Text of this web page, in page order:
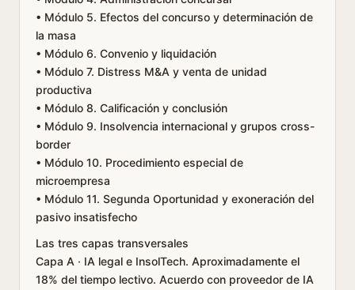
• Módulo 5. Efectos del concurso y determinación de
la masa
• Módulo 6. Convenio y liquidación
• Módulo 7. Distress M&A y venta de unidad
productiva
• Módulo 8. Calificación y conclusión
• Módulo 9. Insolvencia internacional y grupos cross-
border
• Módulo 10. Procedimiento especial de
microempresa
• Módulo 11. Segunda Oportunidad y exoneración del
pasivo insatisfecho
Las tres capas transversales
Capa A · IA legal e InsolTech. Aproximadamente el
18% del tiempo lectivo. Acuerdo con proveedor de IA